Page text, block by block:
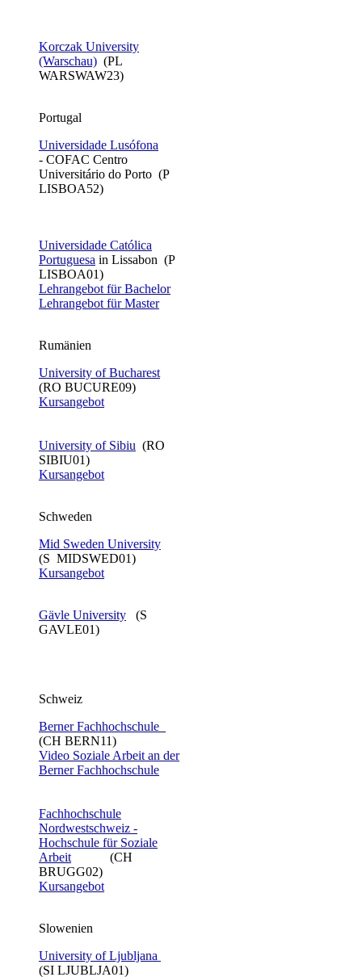
Korczak University
(Warschau) (PL
WARSWAW23)
Portugal
Universidade Lusófona
- COFAC Centro
Universitário do Porto (P
LISBOA52)
Universidade Católica
Portuguesa in Lissabon (P
LISBOA01)
Lehrangebot für Bachelor​
Lehrangebot für Master
Rumänien
University of Bucharest
(RO BUCURE09)
Kursangebot
University of Sibiu (RO
SIBIU01)
Kursangebot
Schweden
Mid Sweden University
(S MIDSWED01)
Kursangebot
Gävle University​ ​ (S
GAVLE01)
Schweiz
Berner Fachhochschule
(CH BERN11)
Video Soziale Arbeit an der
Berner Fachhochschule​
Fachhochschule
Nordwestschweiz -
Hochschule für Soziale
Arbeit (CH
BRUGG02)
Kursangebot
Slowenien
University of Ljubljana
(SI LJUBLJA01)